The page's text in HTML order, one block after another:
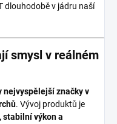
dlouhodobě v jádru naší
smysl v reálném
nejvyspělejší značky v
. Vývoj produktů je
stabilní výkon a